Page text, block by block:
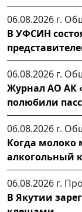
06.08.2026 г.
В УФСИН
06.08.2026 г.
Журнал АО АК
полюбили
06.08.2026 г.
Когда молоко
алкогольный
06.08.2026 г.
В Якутии